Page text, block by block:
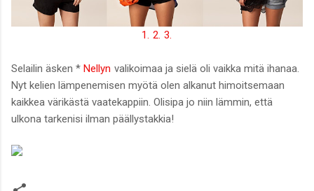
1. 2. 3.
Selailin äsken * Nellyn valikoimaa ja sielä oli vaikka mitä ihanaa.
Nyt kelien lämpenemisen myötä olen alkanut himoitsemaan
kaikkea värikästä vaatekappiin. Olisipa jo niin lämmin, että
ulkona tarkenisi ilman päällystakkia!